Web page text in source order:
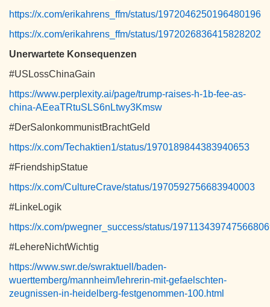
https://x.com/erikahrens_ffm/status/1972046250196480196
https://x.com/erikahrens_ffm/status/1972026836415828202
Unerwartete Konsequenzen
#USLossChinaGain
https://www.perplexity.ai/page/trump-raises-h-1b-fee-as-
china-AEeaTRtuSLS6nLtwy3Kmsw
#DerSalonkommunistBrachtGeld
https://x.com/Techaktien1/status/1970189844383940653
#FriendshipStatue
https://x.com/CultureCrave/status/1970592756683940003
#LinkeLogik
https://x.com/pwegner_success/status/
#LehereNichtWichtig
https://www.swr.de/swraktuell/baden-
wuerttemberg/mannheim/lehrerin-mit-gefaelschten-
zeugnissen-in-heidelberg-festgenommen-100.html